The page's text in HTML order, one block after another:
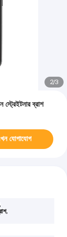
2/3
ব্রাশ
যোগাযোগ
,
,